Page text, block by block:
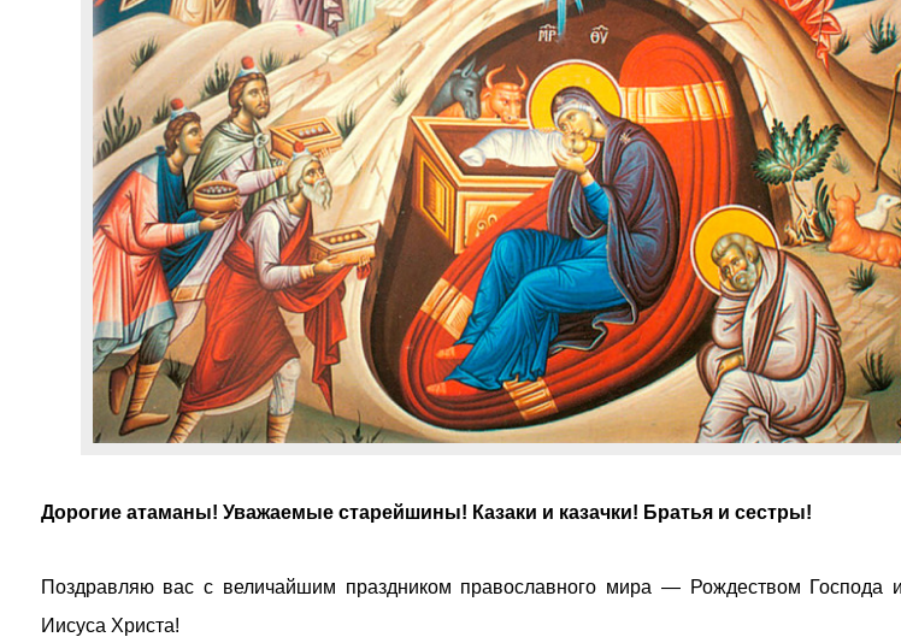
Дорогие атаманы! Уважаемые старейшины! Казаки и казачки! Братья и сестры!
Поздравляю вас с величайшим праздником православного мира — Рождеством Господа
Иисуса Христа!